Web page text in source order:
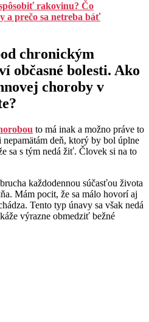
rakovinu? Čo
a prečo sa netreba báť
chronickým
občasné bolesti. Ako
choroby v
to má inak a možno práve to
deň, ktorý by bol úplne
sa s tým nedá žiť. Človek si na to
každodennou súčasťou života
Mám pocit, že sa málo hovorí aj
Tento typ únavy sa však nedá
výrazne obmedziť bežné